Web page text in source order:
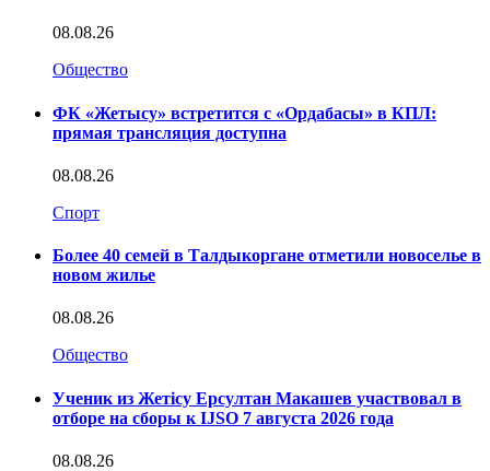
08.08.26
Общество
ФК «Жетысу» встретится с «Ордабасы» в КПЛ:
прямая трансляция доступна
08.08.26
Спорт
Более 40 семей в Талдыкоргане отметили новоселье в
новом жилье
08.08.26
Общество
Ученик из Жетісу Ерсултан Макашев участвовал в
отборе на сборы к IJSO 7 августа 2026 года
08.08.26